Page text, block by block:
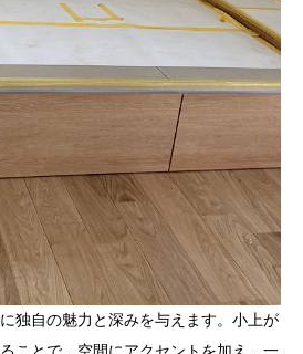
独自の魅力と深みを与えます。小上が